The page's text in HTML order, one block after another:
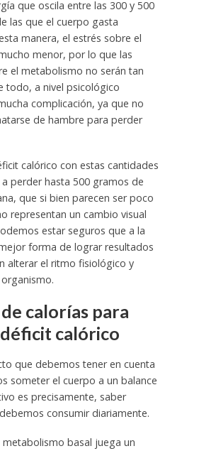
que oscila entre las 300 y 500
las que el cuerpo gasta
manera, el estrés sobre el
menor, por lo que las
el metabolismo no serán tan
todo, a nivel psicológico
complicación, ya que no
de hambre para perder
calórico con estas cantidades
perder hasta 500 gramos de
que si bien parecen ser poco
representan un cambio visual
estar seguros que a la
forma de lograr resultados
alterar el ritmo fisiológico y
calorías para
calórico
que debemos tener en cuenta
someter el cuerpo a un balance
es precisamente, saber
consumir diariamente.
metabolismo basal juega un